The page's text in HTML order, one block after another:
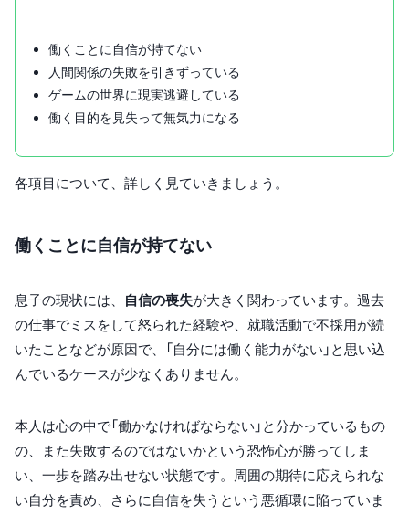
働くことに自信が持てない
人間関係の失敗を引きずっている
ゲームの世界に現実逃避している
働く目的を見失って無気力になる
各項目について、詳しく見ていきましょう。
働くことに自信が持てない
息子の現状には、 自信の喪失が大きく関わっています。過去
の仕事でミスをして怒られた経験や、就職活動で不採用が続
いたことなどが原因で、「自分には働く能力がない」と思い込
んでいるケースが少なくありません。
本人は心の中で「働かなければならない」と分かっているもの
の、また失敗するのではないかという恐怖心が勝ってしま
い、一歩を踏み出せない状態です。周囲の期待に応えられな
い自分を責め、さらに自信を失うという悪循環に陥っていま